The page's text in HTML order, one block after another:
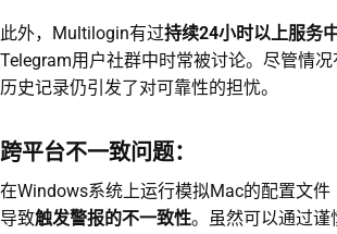
此外，Multilogin有过持续24小时以上服务
Telegram用户社群中时常被讨论。尽管情
历史记录仍引发了对可靠性的担忧。
跨平台不一致问题：
在Windows系统上运行模拟Mac的配置文
导致触发警报的不一致性。虽然可以通过谨